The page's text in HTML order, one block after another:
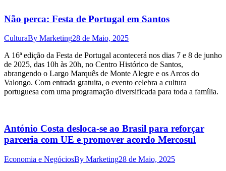
Não perca: Festa de Portugal em Santos
CulturaBy Marketing28 de Maio, 2025
A 16ª edição da Festa de Portugal acontecerá nos dias 7 e 8 de junho
de 2025, das 10h às 20h, no Centro Histórico de Santos,
abrangendo o Largo Marquês de Monte Alegre e os Arcos do
Valongo. Com entrada gratuita, o evento celebra a cultura
portuguesa com uma programação diversificada para toda a família.
António Costa desloca-se ao Brasil para reforçar
parceria com UE e promover acordo Mercosul
Economia e NegóciosBy Marketing28 de Maio, 2025